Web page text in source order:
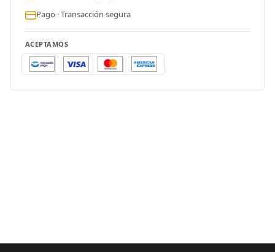
Pago · Transacción segura
ACEPTAMOS